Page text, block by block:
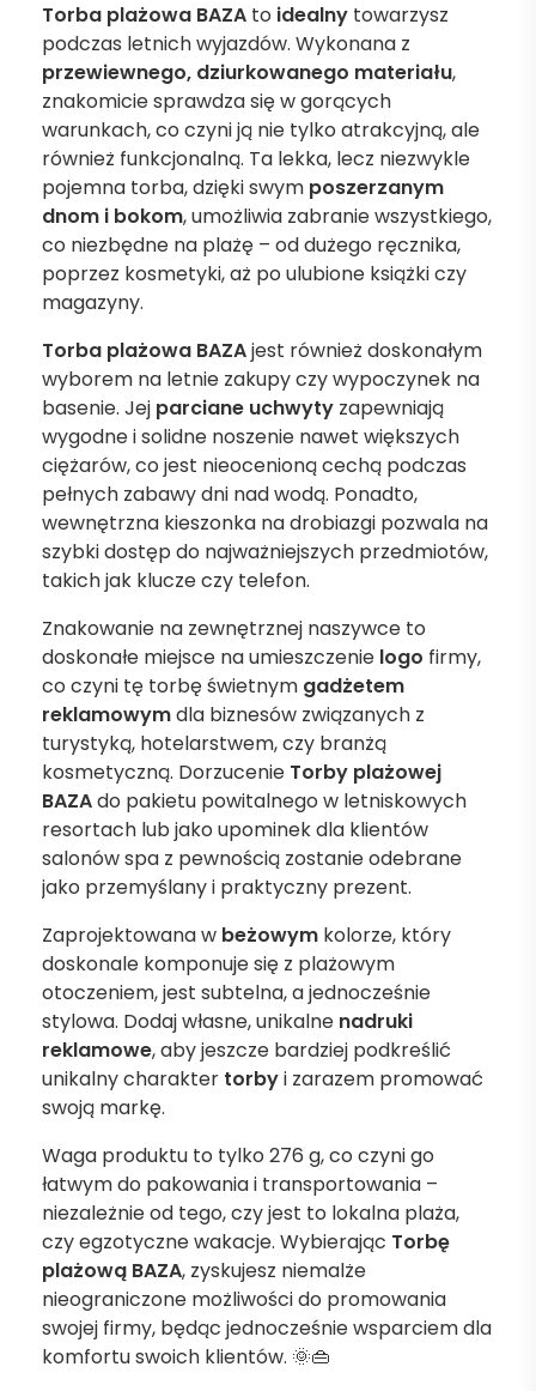
Torba plażowa BAZA to idealny towarzysz
podczas letnich wyjazdów. Wykonana z
przewiewnego, dziurkowanego materiału,
znakomicie sprawdza się w gorących
warunkach, co czyni ją nie tylko atrakcyjną, ale
również funkcjonalną. Ta lekka, lecz niezwykle
pojemna torba, dzięki swym poszerzanym
dnom i bokom, umożliwia zabranie wszystkiego,
co niezbędne na plażę – od dużego ręcznika,
poprzez kosmetyki, aż po ulubione książki czy
magazyny.
Torba plażowa BAZAjest również doskonałym
wyborem na letnie zakupy czy wypoczynek na
basenie. Jej parciane uchwyty zapewniają
wygodne i solidne noszenie nawet większych
ciężarów, co jest nieocenioną cechą podczas
pełnych zabawy dni nad wodą. Ponadto,
wewnętrzna kieszonka na drobiazgi pozwala na
szybki dostęp do najważniejszych przedmiotów,
takich jak klucze czy telefon.
Znakowanie na zewnętrznej naszywce to
doskonałe miejsce na umieszczenie logo firmy,
co czyni tę torbę świetnym gadżetem
reklamowymdla biznesów związanych z
turystyką, hotelarstwem, czy branżą
kosmetyczną. Dorzucenie Torby plażowej
BAZAdo pakietu powitalnego w letniskowych
resortach lub jako upominek dla klientów
salonów spa z pewnością zostanie odebrane
jako przemyślany i praktyczny prezent.
Zaprojektowana w beżowym kolorze, który
doskonale komponuje się z plażowym
otoczeniem, jest subtelna, a jednocześnie
stylowa. Dodaj własne, unikalne nadruki
reklamowe, aby jeszcze bardziej podkreślić
unikalny charakter torbyi zarazem promować
swoją markę.
Waga produktu to tylko 276 g, co czyni go
łatwym do pakowania i transportowania –
niezależnie od tego, czy jest to lokalna plaża,
czy egzotyczne wakacje. Wybierając Torbę
plażową BAZA, zyskujesz niemalże
nieograniczone możliwości do promowania
swojej firmy, będąc jednocześnie wsparciem dla
komfortu swoich klientów. 🌞👜